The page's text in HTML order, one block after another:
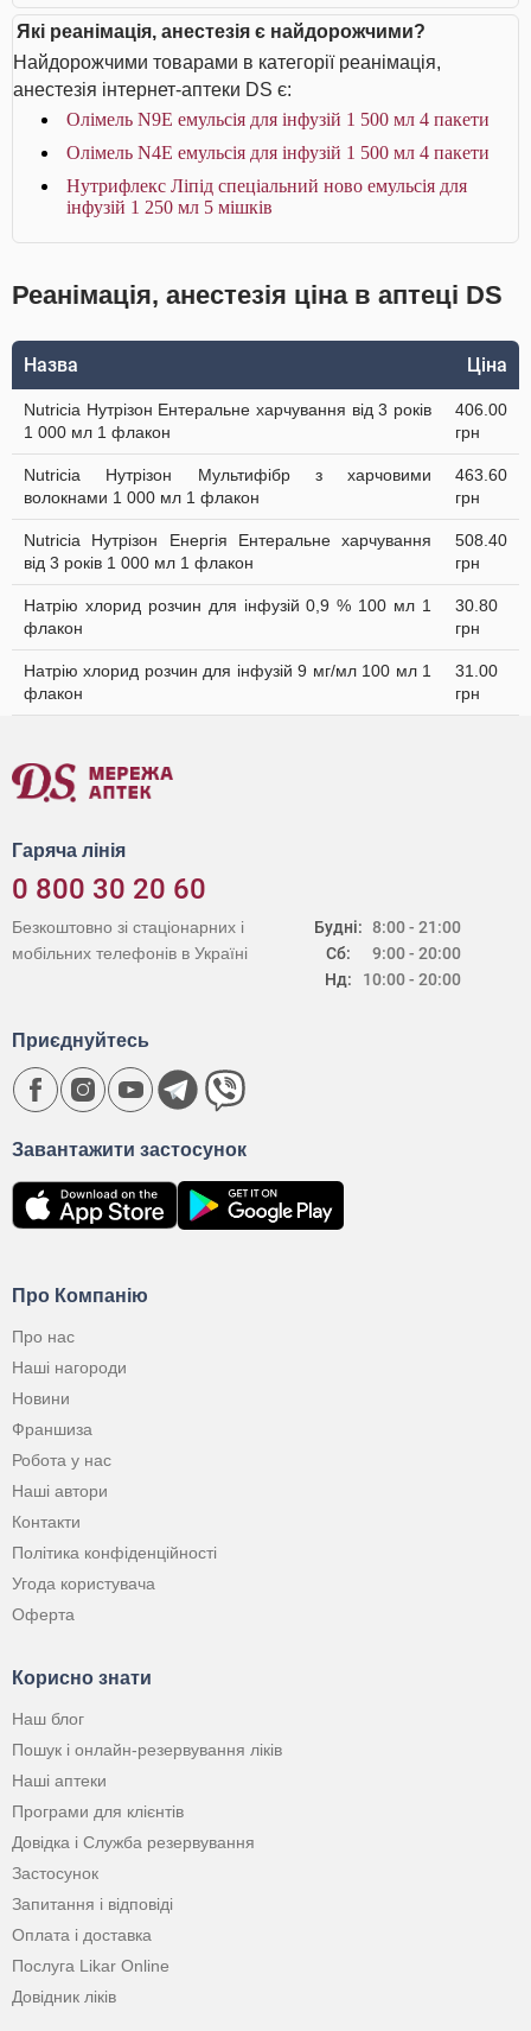
Які реанімація, анестезія є найдорожчими?
Найдорожчими товарами в категорії реанімація,
анестезія інтернет-аптеки DS є:
Олімель N9E емульсія для інфузій 1 500 мл 4 пакети
Олімель N4E емульсія для інфузій 1 500 мл 4 пакети
Нутрифлекс Ліпід спеціальний ново емульсія для
інфузій 1 250 мл 5 мішків
Реанімація, анестезія ціна в аптеці DS
Назва Ціна
Nutricia Нутрізон Ентеральне харчування від 3 років
1 000 мл 1 флакон
406.00
грн
Nutricia Нутрізон Мультифібр з харчовими
волокнами 1 000 мл 1 флакон
463.60
грн
Nutricia Нутрізон Енергія Ентеральне харчування
від 3 років 1 000 мл 1 флакон
508.40
грн
Натрію хлорид розчин для інфузій 0,9 % 100 мл 1
флакон
30.80
грн
Натрію хлорид розчин для інфузій 9 мг/мл 100 мл 1
флакон
31.00
грн
Гаряча лінія
0 800 30 20 60
Будні:
Сб:
Нд:
8:00 - 21:00
9:00 - 20:00
10:00 - 20:00
Безкоштовно зі стаціонарних і
мобільних телефонів в Україні
Про Компанію
Про нас
Наші нагороди
Новини
Франшиза
Робота у нас
Наші автори
Контакти
Політика конфіденційності
Угода користувача
Оферта
Корисно знати
Наш блог
Пошук і онлайн-резервування ліків
Наші аптеки
Програми для клієнтів
Довідка і Служба резервування
Застосунок
Запитання і відповіді
Оплата і доставка
Послуга Likar Online
Довідник ліків
Завантажити застосунок
Приєднуйтесь